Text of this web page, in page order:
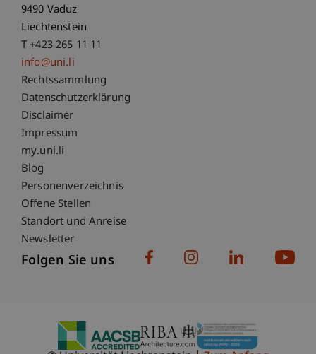
9490 Vaduz
Liechtenstein
T +423 265 11 11
info@uni.li
Fußzeile Rechtliche Hinweise
Rechtssammlung
Datenschutzerklärung
Disclaimer
Impressum
Fußzeile Subdomain-Verzeichnis
my.uni.li
Blog
Personenverzeichnis
Offene Stellen
Standort und Anreise
Newsletter
Folgen Sie uns